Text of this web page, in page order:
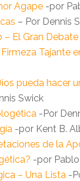
Agape -por
– Por Dennis
– El Gran Debate
Tajante
pueda hacer
Swick
-Por
-por Kent B.
de la
-por
– Una Lista -